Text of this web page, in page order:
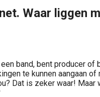
Waar liggen
band, bent producer of
te kunnen aangaan
Dat is zeker waar!